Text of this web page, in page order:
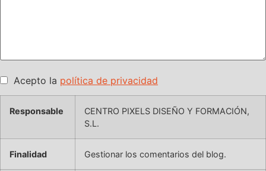
Acepto la política de privacidad
Responsable
CENTRO PIXELS DISEÑO Y FORMACIÓN,
S.L.
Finalidad Gestionar los comentarios del blog.